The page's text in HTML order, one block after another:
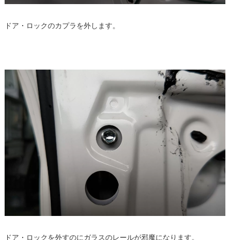
ドア・ロックのカプラを外します。
ドア・ロックを外すのにガラスのレールが邪魔になります。